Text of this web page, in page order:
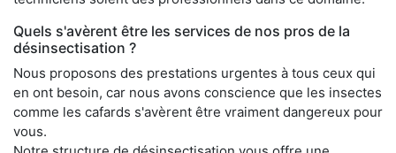
Quels s'avèrent être les services de nos pros de la
désinsectisation ?
Nous proposons des prestations urgentes à tous ceux qui
en ont besoin, car nous avons conscience que les insectes
comme les cafards s'avèrent être vraiment dangereux pour
vous.